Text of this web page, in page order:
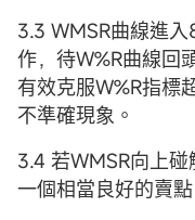
3.3 WMSR曲線進
作，待W%R曲線回
有效克服W%R指標
不準確現象。
3.4 若WMSR向上
一個相當良好的賣點